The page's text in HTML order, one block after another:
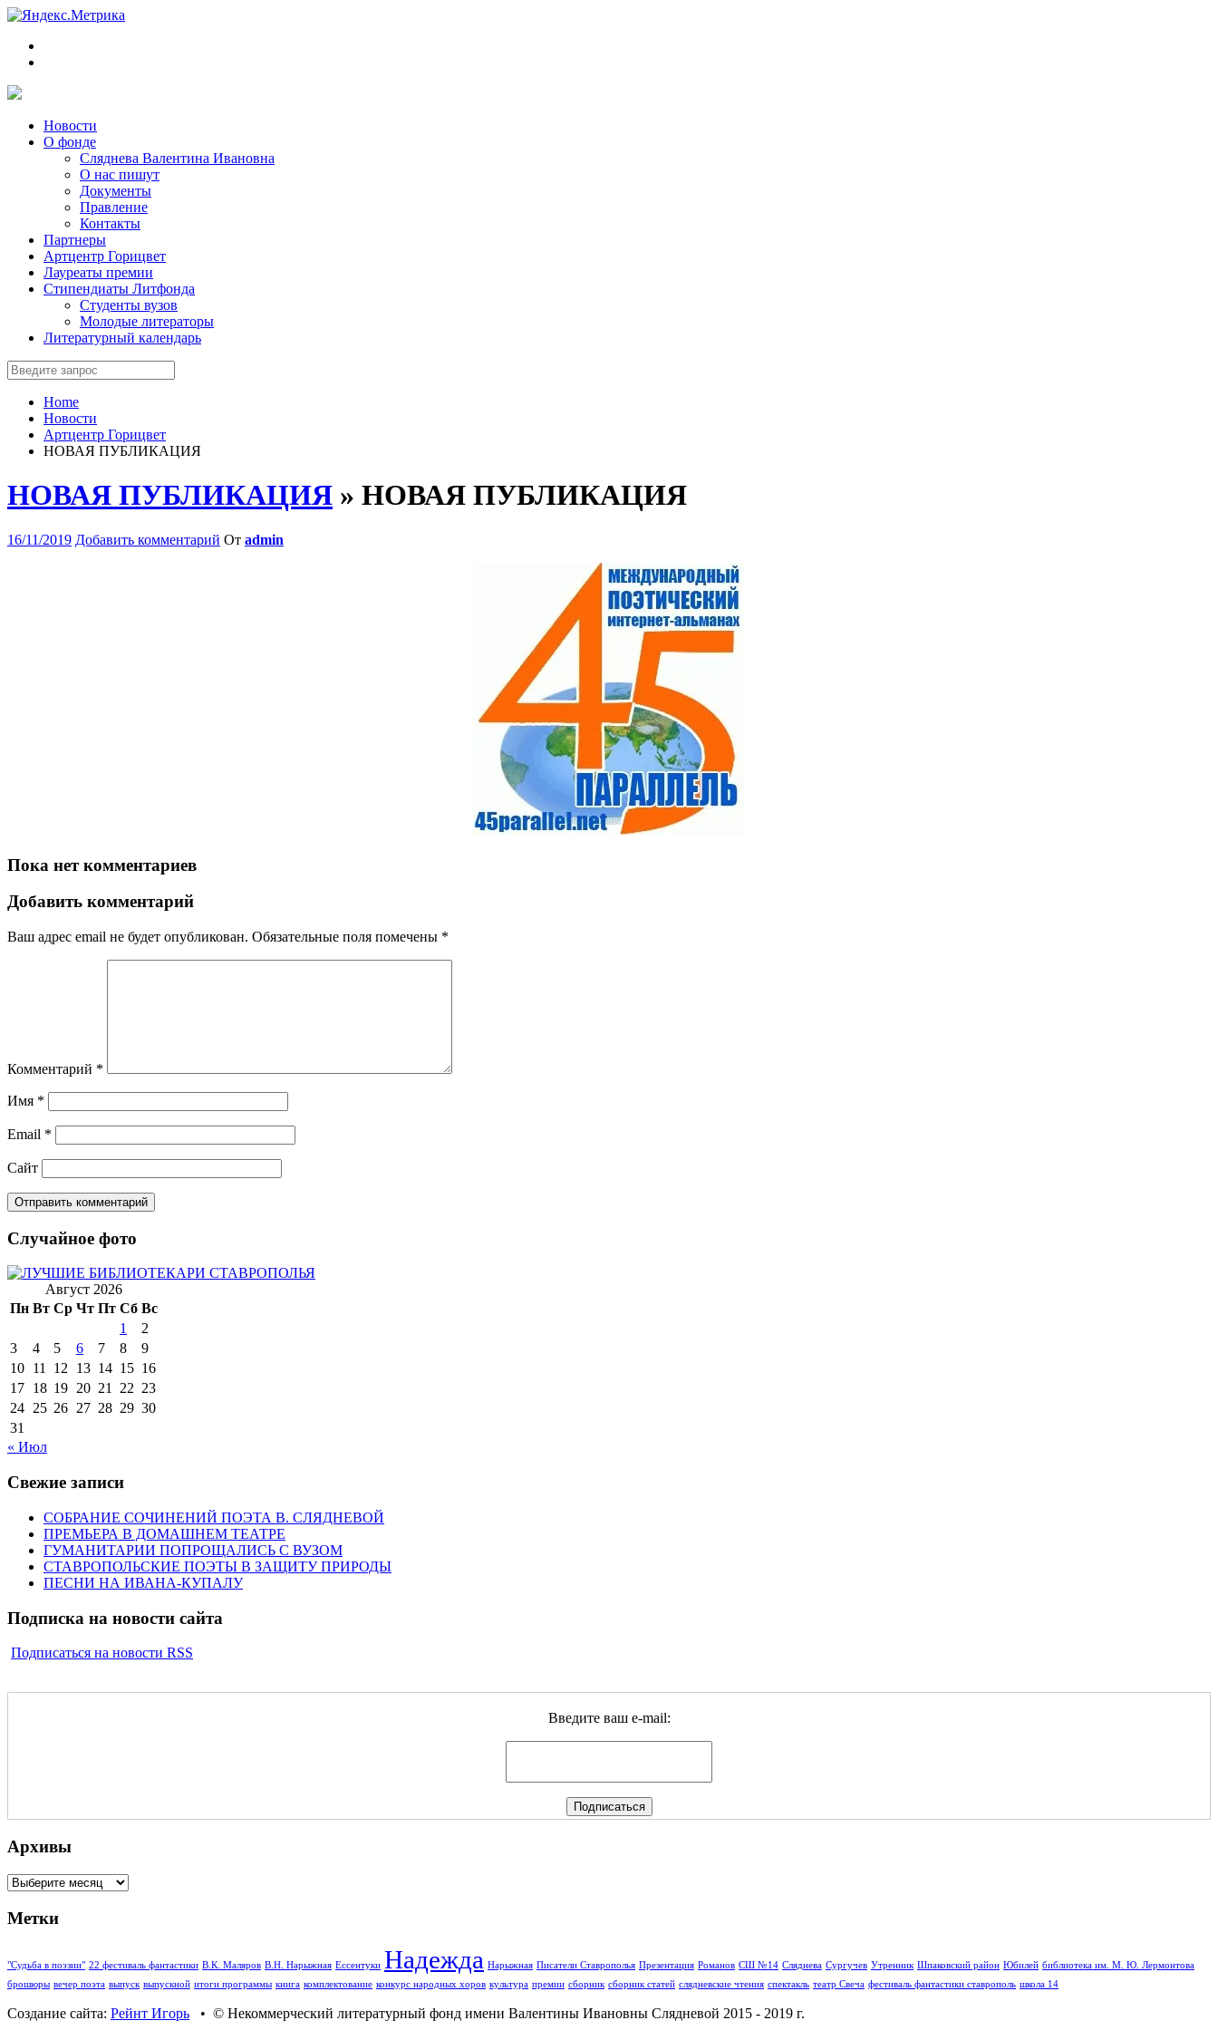
Новости
О фонде
Сляднева Валентина Ивановна
О нас пишут
Документы
Правление
Контакты
Партнеры
Артцентр Горицвет
Лауреаты премии
Стипендиаты Литфонда
Студенты вузов
Молодые литераторы
Литературный календарь
Home
Новости
Артцентр Горицвет
НОВАЯ ПУБЛИКАЦИЯ
НОВАЯ ПУБЛИКАЦИЯ » НОВАЯ ПУБЛИКАЦИЯ
16/11/2019 Добавить комментарий От admin
Пока нет комментариев
Добавить комментарий
Ваш адрес email не будет опубликован. Обязательные поля помечены *
Комментарий *
Имя *
Email *
Сайт
Случайное фото
Август 2026
Пн Вт Ср Чт Пт Сб Вс
1
2
3
4 5 6 7 8
9
10 11 12 13 14 15 16
17 18 19 20 21 22 23
24 25 26 27 28 29 30
31
« Июл
Свежие записи
СОБРАНИЕ СОЧИНЕНИЙ ПОЭТА В. СЛЯДНЕВОЙ
ПРЕМЬЕРА В ДОМАШНЕМ ТЕАТРЕ
ГУМАНИТАРИИ ПОПРОЩАЛИСЬ С ВУЗОМ
СТАВРОПОЛЬСКИЕ ПОЭТЫ В ЗАЩИТУ ПРИРОДЫ
ПЕСНИ НА ИВАНА-КУПАЛУ
Подписка на новости сайта
Подписаться на новости RSS
Введите ваш e-mail:
Архивы
Архивы
Метки
"Судьба в поэзии" 22 фестиваль фантастики В.К. Маляров В.Н. Нарыжная Ессентуки Надежда Нарыжная Писатели Ставрополья Презентация Романов СШ №14 Сляднева Сургучев Утренник Шпаковский район Юбилей библиотека им. М. Ю. Лермонтова
брошюры вечер поэта выпуск выпускной итоги программы книга комплектование конкурс народных хоров культура премии сборник сборник статей слядневские чтения спектакль театр Свеча фестиваль фантастики ставрополь школа 14
Создание сайта: Рейнт Игорь • © Некоммерческий литературный фонд имени Валентины Ивановны Слядневой 2015 - 2019 г.